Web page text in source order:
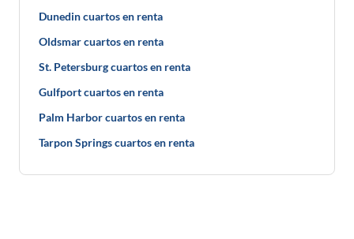
Dunedin cuartos en renta
Oldsmar cuartos en renta
St. Petersburg cuartos en renta
Gulfport cuartos en renta
Palm Harbor cuartos en renta
Tarpon Springs cuartos en renta